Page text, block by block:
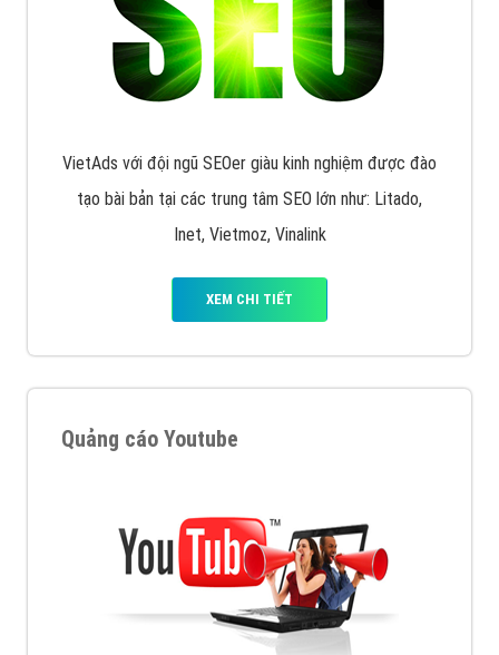
VietAds với đội ngũ SEOer giàu kinh nghiệm được đào
tạo bài bản tại các trung tâm SEO lớn như: Litado,
Inet, Vietmoz, Vinalink
XEM CHI TIẾT
Quảng cáo Youtube